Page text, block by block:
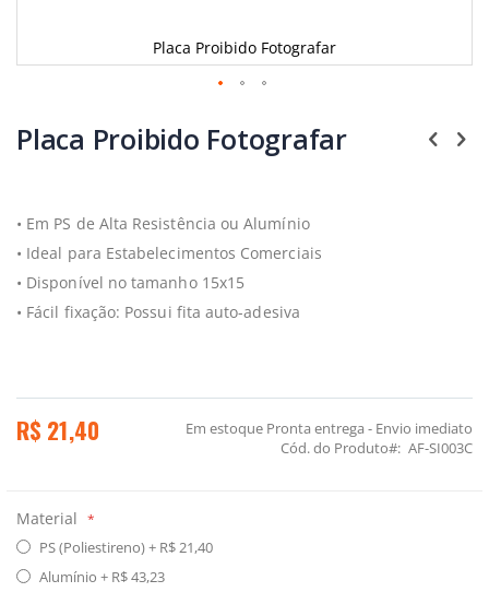
Placa Proibido Fotografar
para
o
de
imagens
Placa Proibido Fotografar
• Em PS de Alta Resistência ou Alumínio
• Ideal para Estabelecimentos Comerciais
• Disponível no tamanho 15x15
• Fácil fixação: Possui fita auto-adesiva
R$ 21,40 Em estoque Pronta entrega - Envio imediato
Cód. do Produto
AF-SI003C
Material
PS (Poliestireno)+ R$ 21,40
Alumínio + R$ 43,23